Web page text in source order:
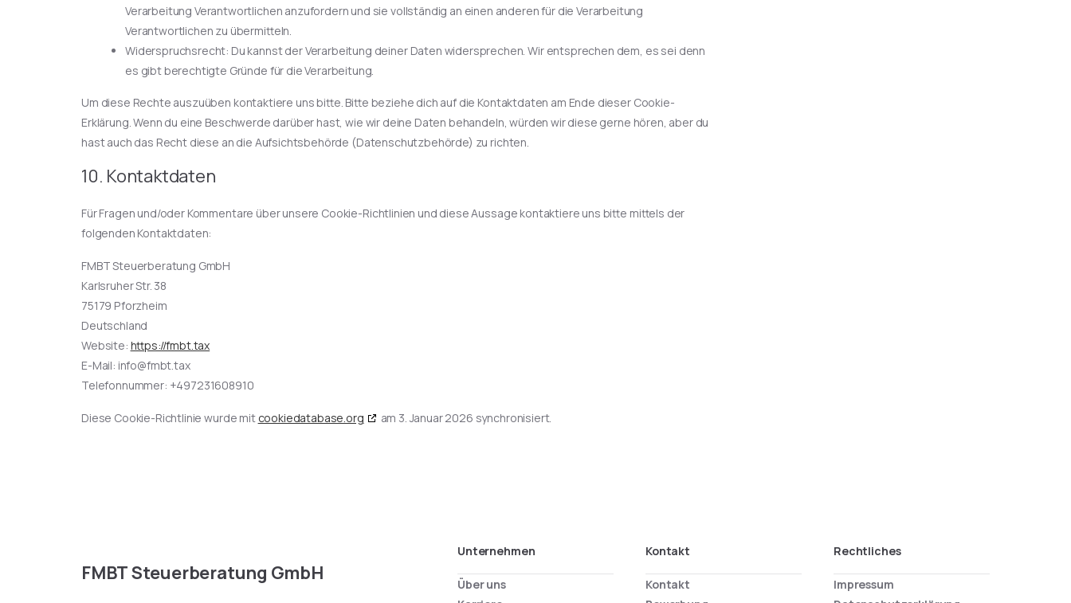
Verarbeitung Verantwortlichen anzufordern und sie vollständig an einen anderen für die Verarbeitung
Verantwortlichen zu übermitteln.
Widerspruchsrecht: Du kannst der Verarbeitung deiner Daten widersprechen. Wir entsprechen dem, es sei denn
es gibt berechtigte Gründe für die Verarbeitung.
Um diese Rechte auszuüben kontaktiere uns bitte. Bitte beziehe dich auf die Kontaktdaten am Ende dieser Cookie-
Erklärung. Wenn du eine Beschwerde darüber hast, wie wir deine Daten behandeln, würden wir diese gerne hören, aber du
hast auch das Recht diese an die Aufsichtsbehörde (Datenschutzbehörde) zu richten.
10. Kontaktdaten
Für Fragen und/oder Kommentare über unsere Cookie-Richtlinien und diese Aussage kontaktiere uns bitte mittels der
folgenden Kontaktdaten:
FMBT Steuerberatung GmbH
Karlsruher Str. 38
75179 Pforzheim
Deutschland
Website: https://fmbt.tax
E-Mail: info@fmbt.tax
Telefonnummer: +497231608910
Diese Cookie-Richtlinie wurde mit cookiedatabase.org am 3. Januar 2026 synchronisiert.
FMBTSteuerberatung GmbH
Unternehmen
Über uns
Kontakt
Kontakt
Rechtliches
Impressum